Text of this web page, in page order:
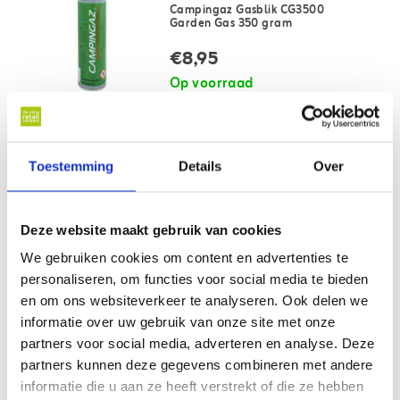
Toestemming Details Over
Deze website maakt gebruik van cookies
We gebruiken cookies om content en advertenties te
personaliseren, om functies voor social media te bieden
en om ons websiteverkeer te analyseren. Ook delen we
informatie over uw gebruik van onze site met onze
partners voor social media, adverteren en analyse. Deze
partners kunnen deze gegevens combineren met andere
informatie die u aan ze heeft verstrekt of die ze hebben
Campingaz Gasblik CG3500
Garden Gas 350 gram
€8,95
Op voorraad
Mengsel van 70% butaan en 30%
Online specialist sinds 2007
Campingaz Gascartouche
CG1750 170 gram
€9,95